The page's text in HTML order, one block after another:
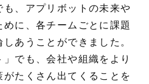
、アプリボットの未来や
に、各チームごとに課題
あうことができました。
でも、会社や組織をより
たくさん出てくることを